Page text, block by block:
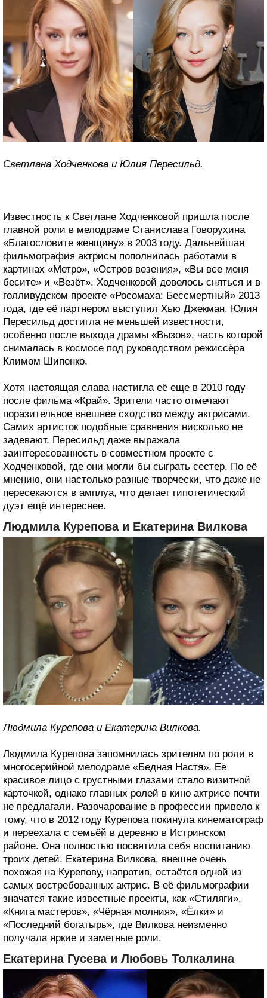
Светлана Ходченкова и Юлия Пересильд.
Известность к Светлане Ходченковой пришла после
главной роли в мелодраме Станислава Говорухина
«Благословите женщину» в 2003 году. Дальнейшая
фильмография актрисы пополнилась работами в
картинах «Метро», «Остров везения», «Вы все меня
бесите» и «Везёт». Ходченковой довелось сняться и в
голливудском проекте «Росомаха: Бессмертный» 2013
года, где её партнером выступил Хью Джекман. Юлия
Пересильд достигла не меньшей известности,
особенно после выхода драмы «Вызов», часть которой
снималась в космосе под руководством режиссёра
Климом Шипенко.
Хотя настоящая слава настигла её еще в 2010 году
после фильма «Край». Зрители часто отмечают
поразительное внешнее сходство между актрисами.
Самих артисток подобные сравнения нисколько не
задевают. Пересильд даже выражала
заинтересованность в совместном проекте с
Ходченковой, где они могли бы сыграть сестер. По её
мнению, они настолько разные творчески, что даже не
пересекаются в амплуа, что делает гипотетический
дуэт ещё интереснее.
Людмила Курепова и Екатерина Вилкова
Людмила Курепова и Екатерина Вилкова.
Людмила Курепова запомнилась зрителям по роли в
многосерийной мелодраме «Бедная Настя». Её
красивое лицо с грустными глазами стало визитной
карточкой, однако главных ролей в кино актрисе почти
не предлагали. Разочарование в профессии привело к
тому, что в 2012 году Курепова покинула кинематограф
и переехала с семьёй в деревню в Истринском
районе. Она полностью посвятила себя воспитанию
троих детей. Екатерина Вилкова, внешне очень
похожая на Курепову, напротив, остаётся одной из
самых востребованных актрис. В её фильмографии
значатся такие известные проекты, как «Стиляги»,
«Книга мастеров», «Чёрная молния», «Ёлки» и
«Последний богатырь», где Вилкова неизменно
получала яркие и заметные роли.
Екатерина Гусева и Любовь Толкалина